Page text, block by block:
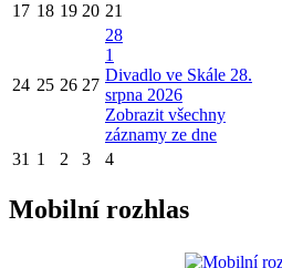
17 18 19 20 21
24 25 26 27
28
1
Divadlo ve Skále 28.
srpna 2026
Zobrazit všechny
záznamy ze dne
31 1 2 3 4
Mobilní rozhlas